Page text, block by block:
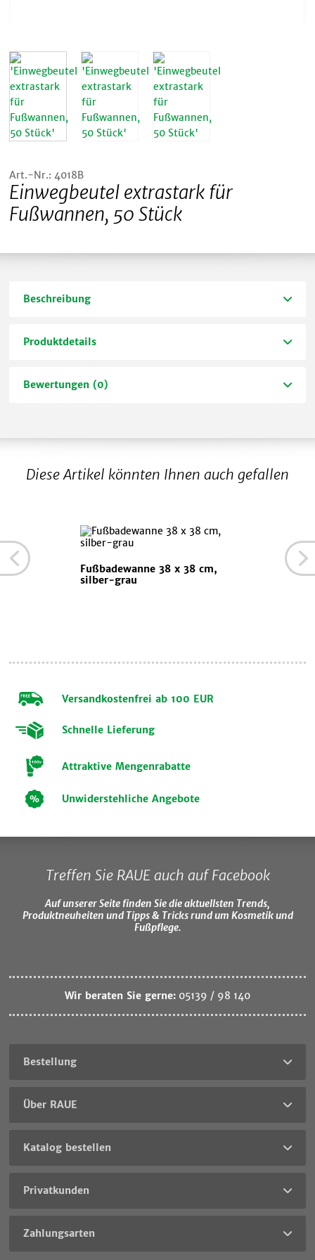
Art.-Nr.: 4018B
Einwegbeutel extrastark für
Fußwannen, 50 Stück
Beschreibung
Produktdetails
Bewertungen (0)
Diese Artikel könnten Ihnen auch gefallen
Fußbadewanne 38 x 38 cm,
silber-grau
Versandkostenfrei ab 100 EUR
Schnelle Lieferung
Attraktive Mengenrabatte
Unwiderstehliche Angebote
Treffen Sie RAUE auch auf Facebook
Auf unserer Seite finden Sie die aktuellsten Trends,
Produktneuheiten und Tipps & Tricks rund um Kosmetik und
Fußpflege.
Wir beraten Sie gerne: 05139 / 98 140
Bestellung
Über RAUE
Katalog bestellen
Privatkunden
Zahlungsarten